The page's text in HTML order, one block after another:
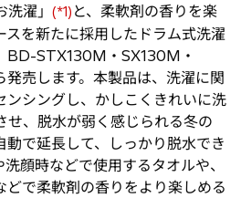
濯」 (*1) と、柔軟剤の香りを楽
スを新たに採用したドラム式洗濯
BD-STX130M・SX130M・
売します。本製品は、洗濯に関
ンシングし、かしこくきれいに洗
せ、脱水が弱く感じられる冬の
で延長して、しっかり脱水でき
顔時などで使用するタオルや、
どで柔軟剤の香りをより楽しめる